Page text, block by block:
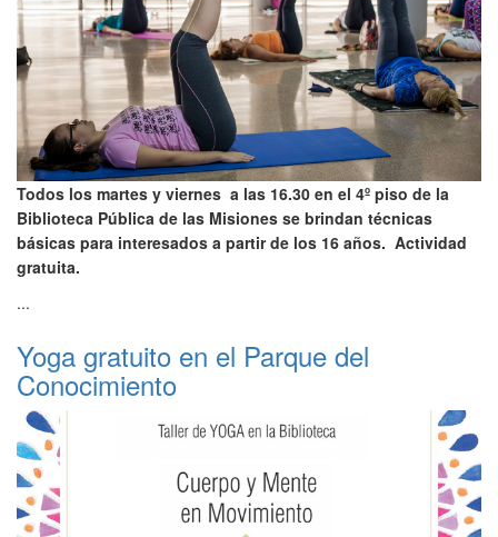
Todos los martes y viernes a las 16.30 en el 4º piso de la
Biblioteca Pública de las Misiones se brindan técnicas
básicas para interesados a partir de los 16 años. Actividad
gratuita.
...
Yoga gratuito en el Parque del
Conocimiento